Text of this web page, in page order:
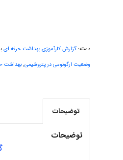
دسته:گزارش کارآموزی بهداشت حرفه ای
وضعیت ارگونومی در پتروشیمی,بهداشت
توضیحات
توضیحات